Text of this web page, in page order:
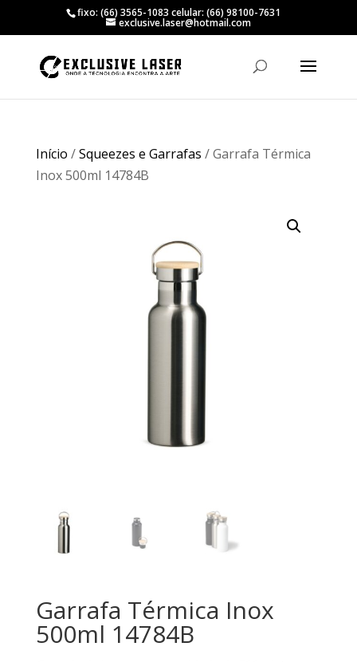
fixo: (66) 3565-1083 celular: (66) 98100-7631
exclusive.laser@hotmail.com
Início /Squeezes e Garrafas / Garrafa Térmica
Inox 500ml 14784B
Garrafa Térmica Inox
500ml 14784B